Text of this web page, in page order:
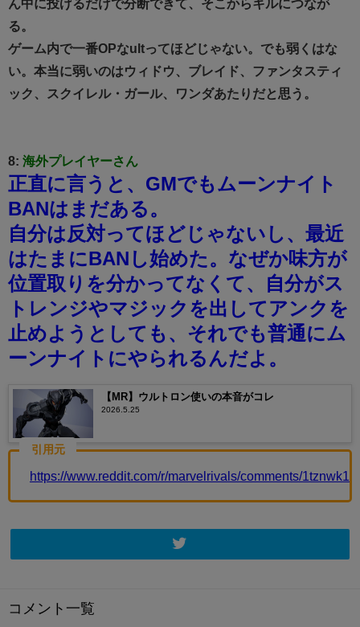
ん中に投げるだけで分断できて、そこからキルにつなが
る。
ゲーム内で一番OPなultってほどじゃない。でも弱くはな
い。本当に弱いのはウィドウ、ブレイド、ファンタスティ
ック、スクイレル・ガール、ワンダあたりだと思う。
8: 海外プレイヤーさん
正直に言うと、GMでもムーンナイト
BANはまだある。
自分は反対ってほどじゃないし、最近
はたまにBANし始めた。なぜか味方が
位置取りを分かってなくて、自分がス
トレンジやマジックを出してアンクを
止めようとしても、それでも普通にム
ーンナイトにやられるんだよ。
【MR】ウルトロン使いの本音がコレ
2026.5.25
引用元
https://www.reddit.com/r/marvelrivals/comments/
コメント一覧